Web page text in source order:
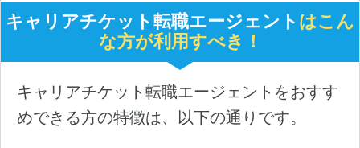
キャリアチケット転職エージェントはこん
な方が利用すべき！
キャリアチケット転職エージェントをおすす
めできる方の特徴は、以下の通りです。